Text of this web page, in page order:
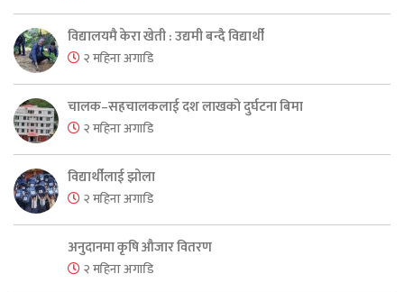
विद्यालयमै केरा खेती : उद्यमी बन्दै विद्यार्थी
२ महिना अगाडि
चालक–सहचालकलाई दश लाखको दुर्घटना बिमा
२ महिना अगाडि
विद्यार्थीलाई झोला
२ महिना अगाडि
अनुदानमा कृषि औजार वितरण
२ महिना अगाडि